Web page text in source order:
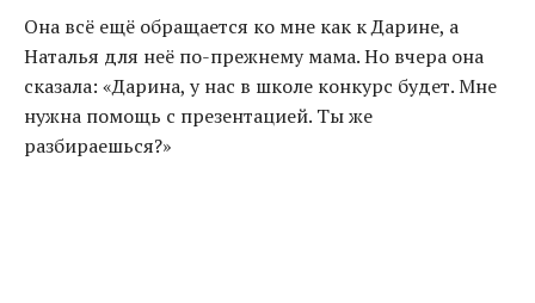
Она всё ещё обращается ко мне как к Дарине, а
Наталья для неё по-прежнему мама. Но вчера она
сказала: «Дарина, у нас в школе конкурс будет. Мне
нужна помощь с презентацией. Ты же
разбираешься?»